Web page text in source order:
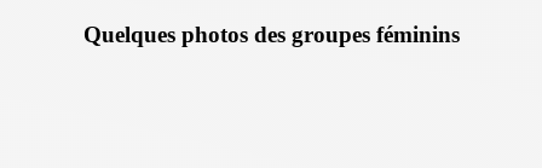
Quelques photos des groupes féminins